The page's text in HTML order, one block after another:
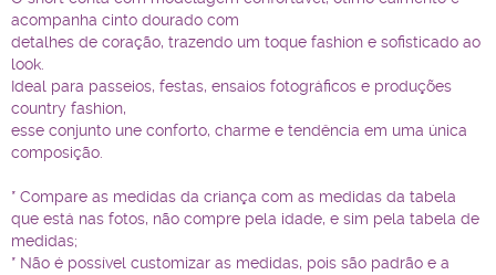
acompanha cinto dourado com
detalhes de coração, trazendo um toque fashion e sofisticado ao
look.
Ideal para passeios, festas, ensaios fotográficos e produções
country fashion,
esse conjunto une conforto, charme e tendência em uma única
composição.
* Compare as medidas da criança com as medidas da tabela
que está nas fotos, não compre pela idade, e sim pela tabela de
medidas;
* Não é possível customizar as medidas, pois são padrão e a